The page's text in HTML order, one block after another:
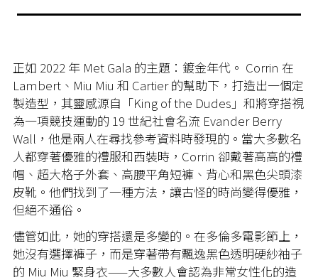
正如 2022 年 Met Gala 的主題：鍍金年代。 Corrin 在
Lambert、Miu Miu 和 Cartier 的幫助下，打造出一個定
製造型，其靈感源自「King of the Dudes」和將穿搭視
為一項競技運動的 19 世紀社會名流 Evander Berry
Wall，他是兩人在尋找參考資料時發現的。當大多數名
人都穿著優雅的禮服和西裝時，Corrin 卻戴著高高的禮
帽、超大格子外套、高腰平角短褲、背心和黑色尖頭漆
皮靴。他們找到了一種方法，讓古怪的時尚變得優雅，
但絕不通俗。
儘管如此，她的穿搭還是多變的。在多倫多電影節上，
她沒有選擇褲子，而是穿著帶有飄逸黑色透明硬紗袖子
的 Miu Miu 緊身衣——大多數人會認為非常女性化的造